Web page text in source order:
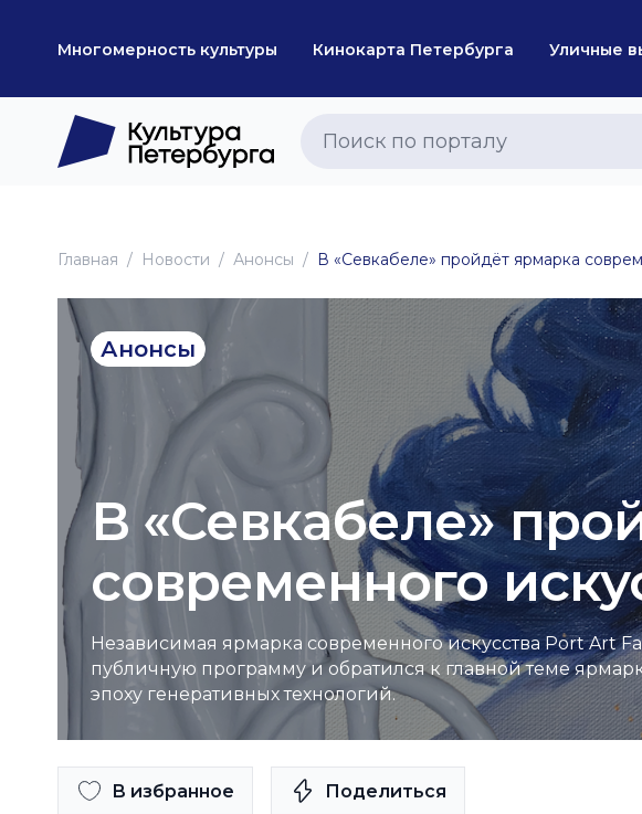
Многомерность культуры Кинокарта Петербурга Уличные
Главная Новоcти Анонсы В «Севкабеле» пройдёт ярмарка
Анонсы
В «Севкабеле»
современного
Независимая ярмарка современного искусства Port Art
публичную программу и обратился к главной теме
эпоху генеративных технологий.
В избранное Поделиться